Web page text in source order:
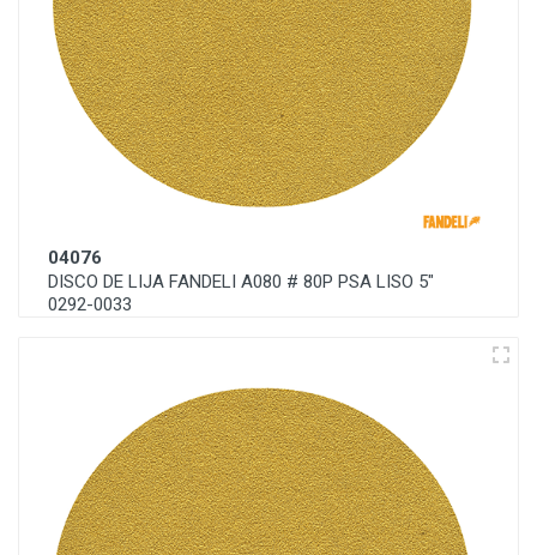
04076
DISCO DE LIJA FANDELI A080 # 80P PSA LISO 5"
0292-0033